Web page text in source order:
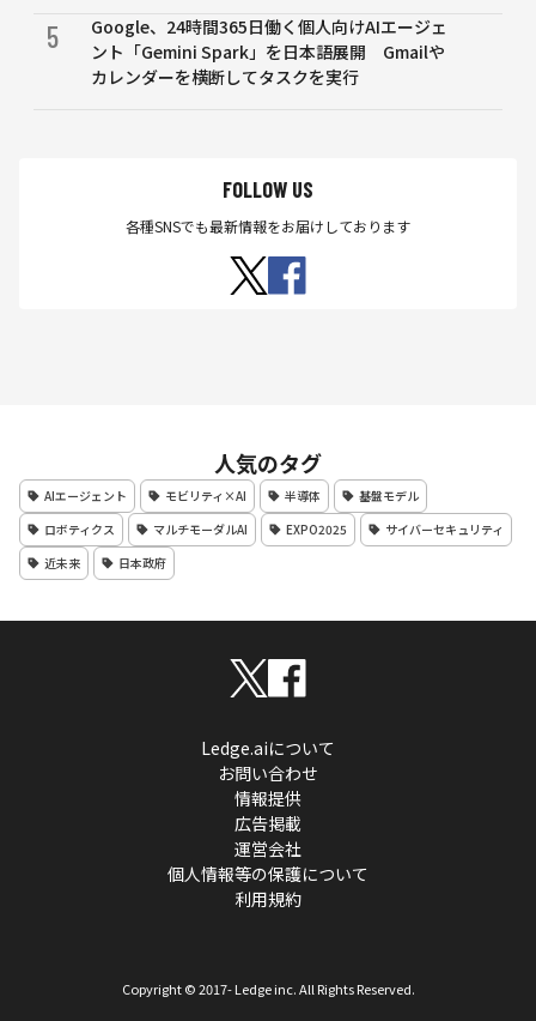
5
Google、24時間365日働く個人向けAIエージェ
ント「Gemini Spark」を日本語展開 Gmailや
カレンダーを横断してタスクを実行
FOLLOW US
各種SNSでも最新情報をお届けしております
人気のタグ
AIエージェント モビリティ×AI 半導体
基盤モデル
ロボティクス
マルチモーダルAI EXPO2025
サイバーセキュリティ
近未来
日本政府
Ledge.aiについて
お問い合わせ
情報提供
広告掲載
運営会社
個人情報等の保護について
利用規約
Copyright © 2017- Ledge inc. All Rights Reserved.